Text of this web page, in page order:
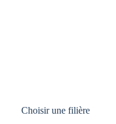
Choisir une filière